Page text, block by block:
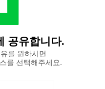
공유합니다.
를 원하시면
를 선택해주세요.